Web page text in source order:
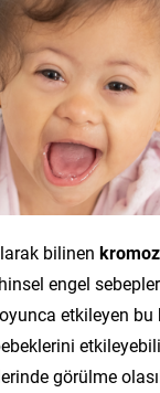
bilinen
engel
etkileyen
görülme